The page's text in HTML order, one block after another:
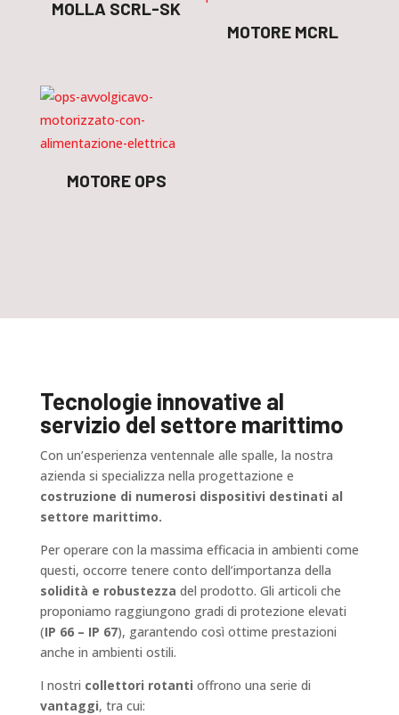
MOLLA SCRL-SK
MOTORE MCRL
MOTORE OPS
Tecnologie innovative al
servizio del settore marittimo
Con un’esperienza ventennale alle spalle, la nostra
azienda si specializza nella progettazione e
costruzione di numerosi dispositivi destinati al
settore marittimo.
Per operare con la massima efficacia in ambienti come
questi, occorre tenere conto dell’importanza della
solidità e robustezza del prodotto. Gli articoli che
proponiamo raggiungono gradi di protezione elevati
(IP 66 – IP 67), garantendo così ottime prestazioni
anche in ambienti ostili.
I nostri collettori rotanti offrono una serie di
vantaggi, tra cui: